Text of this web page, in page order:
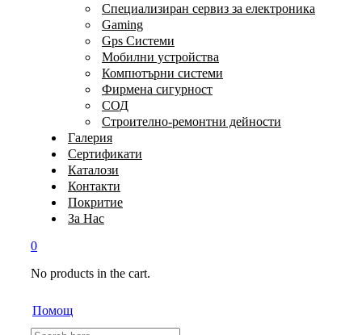
Специализиран сервиз за електроника
Gaming
Gps Системи
Мобилни устройства
Компютърни системи
Фирмена сигурност
СОД
Строително-ремонтни дейности
Галерия
Сертификати
Каталози
Контакти
Покритие
За Нас
0
No products in the cart.
Помощ